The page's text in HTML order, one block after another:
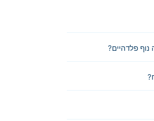
פלדהיים?